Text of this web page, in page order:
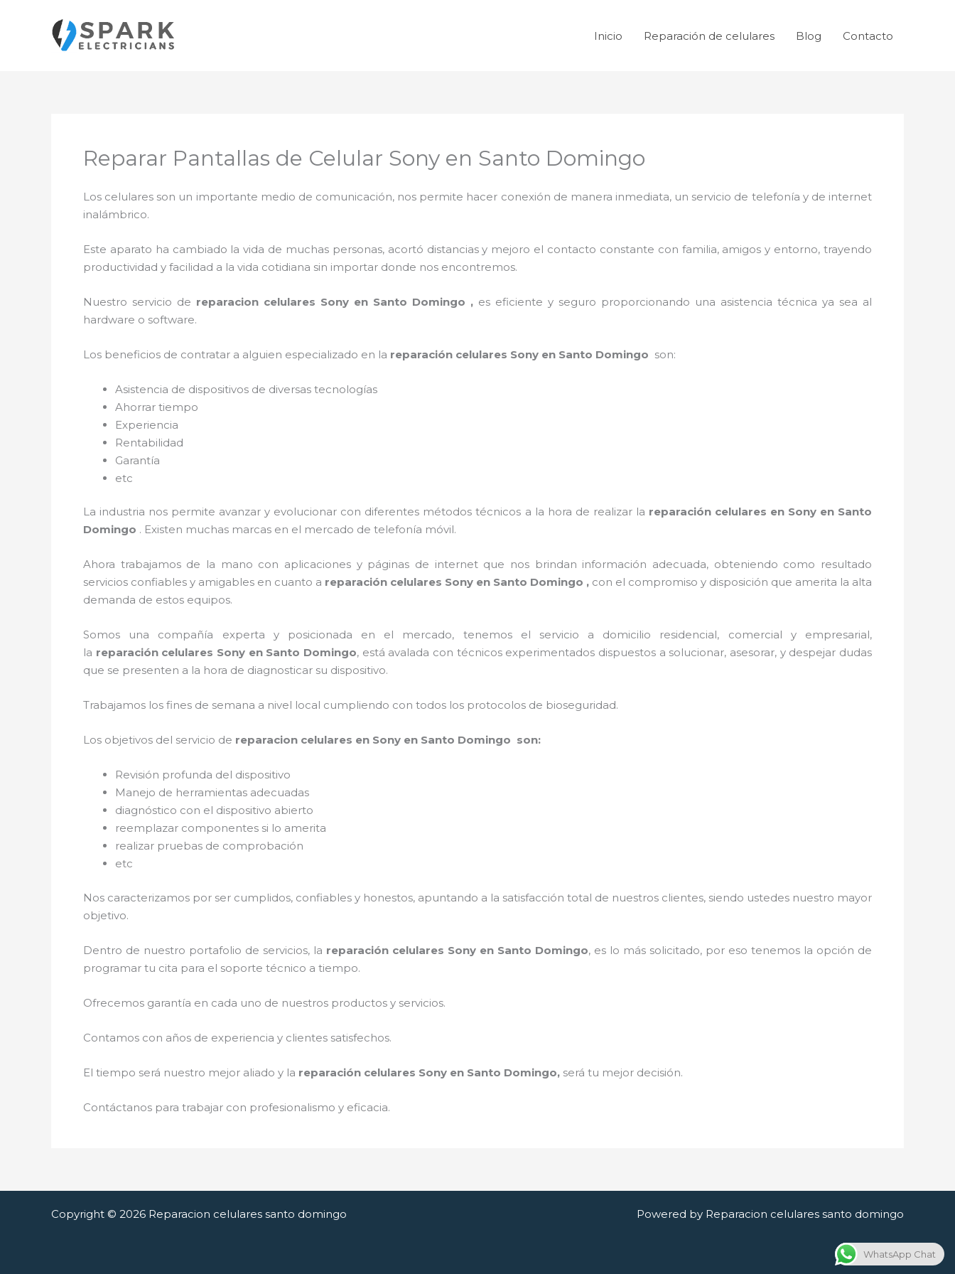
contenido
Inicio Reparación de celulares Blog Contacto
Reparar Pantallas de Celular Sony en Santo Domingo
Los celulares son un importante medio de comunicación, nos permite hacer conexión de manera inmediata, un servicio de telefonía y de internet
inalámbrico.
Este aparato ha cambiado la vida de muchas personas, acortó distancias y mejoro el contacto constante con familia, amigos y entorno, trayendo
productividad y facilidad a la vida cotidiana sin importar donde nos encontremos.
Nuestro servicio de reparacion celulares Sony en Santo Domingo , es eficiente y seguro proporcionando una asistencia técnica ya sea al
hardware o software.
Los beneficios de contratar a alguien especializado en la reparación celulares Sony en Santo Domingo son:
Asistencia de dispositivos de diversas tecnologías
Ahorrar tiempo
Experiencia
Rentabilidad
Garantía
etc
La industria nos permite avanzar y evolucionar con diferentes métodos técnicos a la hora de realizar la reparación celulares en Sony en Santo
Domingo . Existen muchas marcas en el mercado de telefonía móvil.
Ahora trabajamos de la mano con aplicaciones y páginas de internet que nos brindan información adecuada, obteniendo como resultado
servicios confiables y amigables en cuanto a reparación celulares Sony en Santo Domingo , con el compromiso y disposición que amerita la alta
demanda de estos equipos.
Somos una compañía experta y posicionada en el mercado, tenemos el servicio a domicilio residencial, comercial y empresarial,
la reparación celulares Sony en Santo Domingo, está avalada con técnicos experimentados dispuestos a solucionar, asesorar, y despejar dudas
que se presenten a la hora de diagnosticar su dispositivo.
Trabajamos los fines de semana a nivel local cumpliendo con todos los protocolos de bioseguridad.
Los objetivos del servicio de reparacion celulares en Sony en Santo Domingo son:
Revisión profunda del dispositivo
Manejo de herramientas adecuadas
diagnóstico con el dispositivo abierto
reemplazar componentes si lo amerita
realizar pruebas de comprobación
etc
Nos caracterizamos por ser cumplidos, confiables y honestos, apuntando a la satisfacción total de nuestros clientes, siendo ustedes nuestro mayor
objetivo.
Dentro de nuestro portafolio de servicios, la reparación celulares Sony en Santo Domingo, es lo más solicitado, por eso tenemos la opción de
programar tu cita para el soporte técnico a tiempo.
Ofrecemos garantía en cada uno de nuestros productos y servicios.
Contamos con años de experiencia y clientes satisfechos.
El tiempo será nuestro mejor aliado y la reparación celulares Sony en Santo Domingo, será tu mejor decisión.
Contáctanos para trabajar con profesionalismo y eficacia.
Copyright © 2026 Reparacion celulares santo domingo Powered by Reparacion celulares santo domingo
WhatsApp Chat